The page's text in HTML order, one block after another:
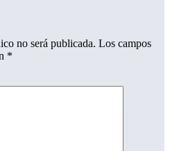
no será publicada. Los campos
*